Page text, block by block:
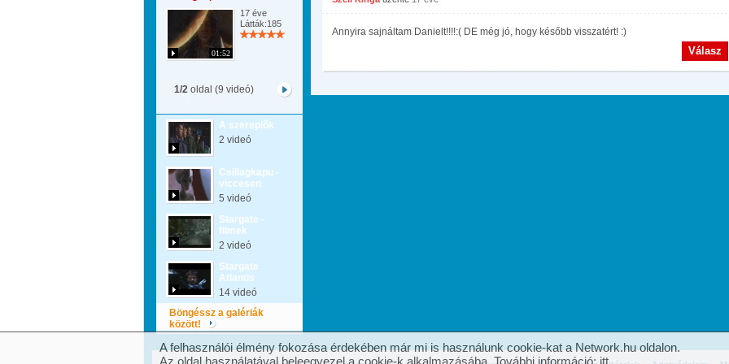
01:52
17 éve
Látták:185
1/2 oldal (9 videó)
A szereplők
2 videó
Csillagkapu -
viccesen
5 videó
Stargate -
filmek
2 videó
Stargate
Atlantis
14 videó
Böngéssz a galériák
között!
Annyira sajnáltam Danielt!!!!:( DE még jó, hogy később visszatért! :)
Válasz
A felhasználói élmény fokozása érdekében már mi is használunk cookie-kat a Network.hu oldalon.
Az oldal használatával beleegyezel a cookie-k alkalmazásába. További információ: itt.